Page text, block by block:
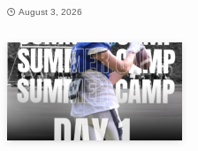
August 3, 2026